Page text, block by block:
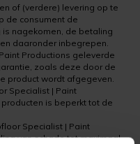
of (verdere) levering op te
de consument de
nagekomen, de betaling
daaronder inbegrepen.
Productions geleverde
zoals deze door de
product wordt afgegeven.
Specialist | Paint
is beperkt tot de
Specialist | Paint
van schade tot maximaal